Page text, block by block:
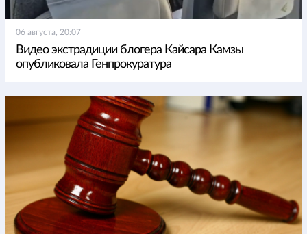
06 августа, 20:07
Видео экстрадиции блогера Кайсара Камзы
опубликовала Генпрокуратура